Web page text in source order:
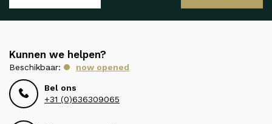
Kunnen we helpen?
Beschikbaar: now opened
Bel ons
+31 (0)636309065